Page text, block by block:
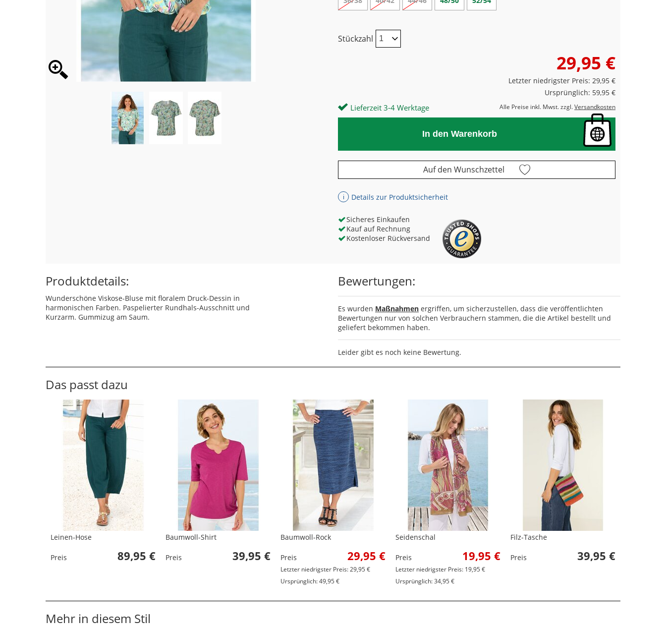
Stückzahl
29,95 €
Letzter niedrigster Preis: 29,95 €
Ursprünglich: 59,95 €
Alle Preise inkl. Mwst. zzgl.Versandkosten
Lieferzeit 3-4 Werktage
In den Warenkorb
Auf den Wunschzettel
ℹ Details zur Produktsicherheit
Sicheres Einkaufen
Kauf auf Rechnung
Kostenloser Rückversand
Produktdetails:
Wunderschöne Viskose-Bluse mit floralem Druck-Dessin in
harmonischen Farben. Paspelierter Rundhals-Ausschnitt und
Kurzarm. Gummizug am Saum.
Bewertungen:
Es wurden Maßnahmen ergriffen, um sicherzustellen, dass die veröffentlichten
Bewertungen nur von solchen Verbrauchern stammen, die die Artikel bestellt und
geliefert bekommen haben.
Leider gibt es noch keine Bewertung.
Das passt dazu
Leinen-Hose
Preis 89,95 €
Baumwoll-Shirt
Preis 39,95 €
Baumwoll-Rock
Preis 29,95 €
Letzter niedrigster Preis: 29,95 €
Ursprünglich: 49,95 €
Seidenschal
Preis 19,95 €
Letzter niedrigster Preis: 19,95 €
Ursprünglich: 34,95 €
Filz-Tasche
Preis 39,95 €
Mehr in diesem Stil